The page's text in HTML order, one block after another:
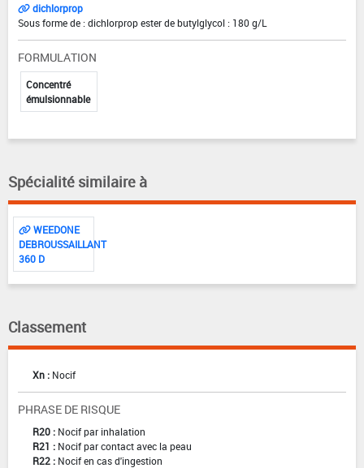
dichlorprop
Sous forme de : dichlorprop ester de butylglycol : 180 g/L
FORMULATION
Concentré
émulsionnable
Spécialité similaire à
WEEDONE
DEBROUSSAILLANT
360 D
Classement
Xn : Nocif
PHRASE DE RISQUE
R20 : Nocif par inhalation
R21 : Nocif par contact avec la peau
R22 : Nocif en cas d'ingestion